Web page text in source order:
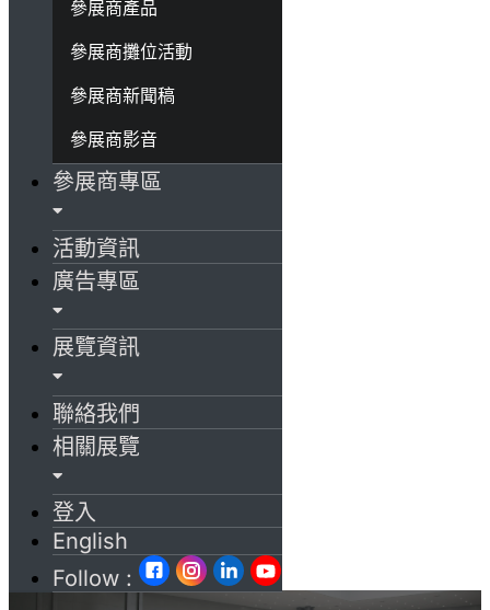
參展商產品
參展商攤位活動
參展商新聞稿
參展商影音
參展商專區
活動資訊
廣告專區
展覽資訊
聯絡我們
相關展覽
登入
English
Follow :